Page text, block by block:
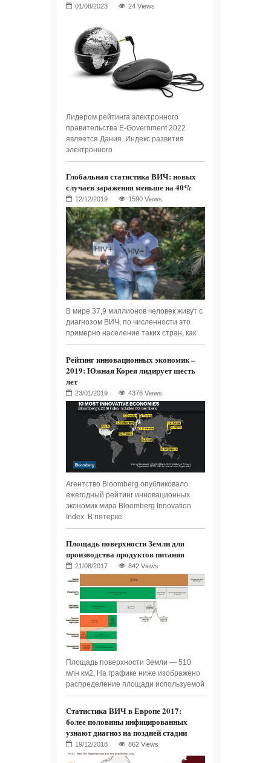
24 Views
Лидером рейтинга электронного
правительства E-Government 2022
является Дания. Индекс развития
электронного
Глобальная статистика ВИЧ: новых
случаев заражения меньше на 40%
1590 Views
В мире 37,9 миллионов человек живут с
диагнозом ВИЧ, по численности это
примерно население таких стран, как
Рейтинг инновационных экономик –
2019: Южная Корея лидирует шесть
лет
4376 Views
Агентство Bloomberg опубликовало
ежегодный рейтинг инновационных
экономик мира Bloomberg Innovation
Index. В пятерке
Площадь поверхности Земли для
производства продуктов питания
842 Views
Площадь поверхности Земли — 510
млн км2. На графике ниже изображено
распределение площади используемой
Статистика ВИЧ в Европе 2017:
более половины инфицированных
узнают диагноз на поздней стадии
862 Views